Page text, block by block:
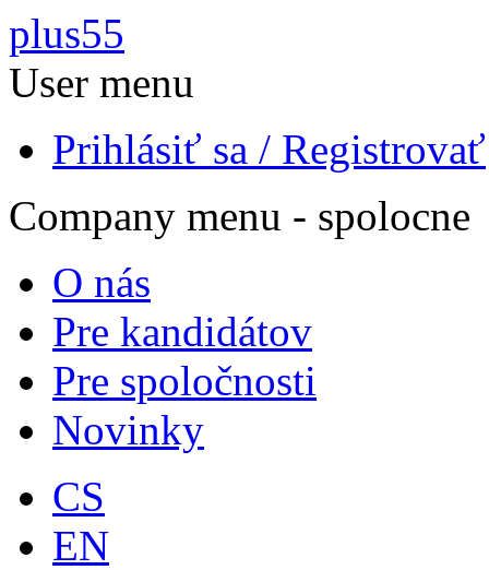
Skočiť na hlavný obsah
plus55
User menu
Prihlásiť sa / Registrovať
Company menu - spolocne
O nás
Pre kandidátov
Pre spoločnosti
Novinky
CS
EN